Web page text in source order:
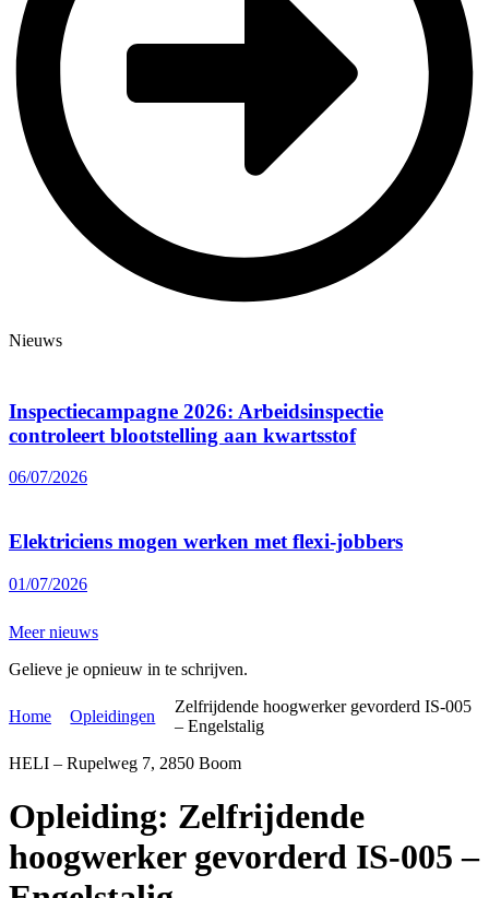
Nieuws
Inspectiecampagne 2026: Arbeidsinspectie
controleert blootstelling aan kwartsstof
06/07/2026
Elektriciens mogen werken met flexi-jobbers
01/07/2026
Meer nieuws
Gelieve je opnieuw in te schrijven.
Home Opleidingen
Zelfrijdende hoogwerker gevorderd IS-005
– Engelstalig
HELI – Rupelweg 7, 2850 Boom
Opleiding: Zelfrijdende
hoogwerker gevorderd IS-005 –